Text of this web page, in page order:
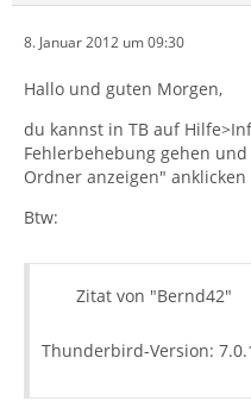
8. Januar 2012 um 09:30
Hallo und guten Morgen,
du kannst in TB auf
Fehlerbehebung gehen
Ordner anzeigen" anklicken
Btw:
Zitat von "Bernd42"
Thunderbird-Version: